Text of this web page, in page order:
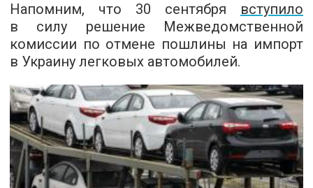
Напомним, что 30 сентября вступило
в силу решение Межведомственной
комиссии по отмене пошлины на импорт
в Украину легковых автомобилей.